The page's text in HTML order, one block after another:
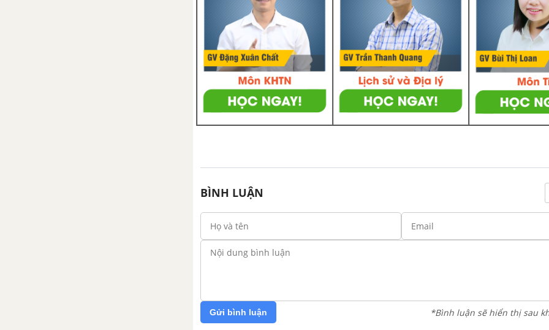
BÌNH LUẬN
Gửi bình luận *Bình luận sẽ hiển thị sau